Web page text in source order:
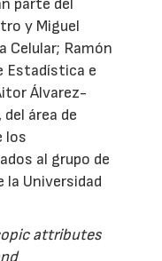
y Miguel
Celular; Ramón
Estadística e
Álvarez-
área de
los
al grupo de
la Universidad
attributes